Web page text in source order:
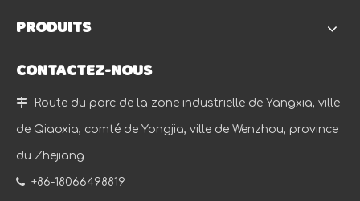
PRODUITS
CONTACTEZ-NOUS
 Route du parc de la zone industrielle de Yangxia, ville
de Qiaoxia, comté de Yongjia, ville de Wenzhou, province
du Zhejiang
 +86-18066498819